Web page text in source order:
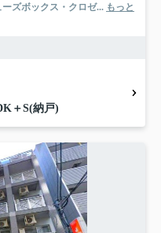
ズボックス・クロゼ... もっと
＋S(納戸)